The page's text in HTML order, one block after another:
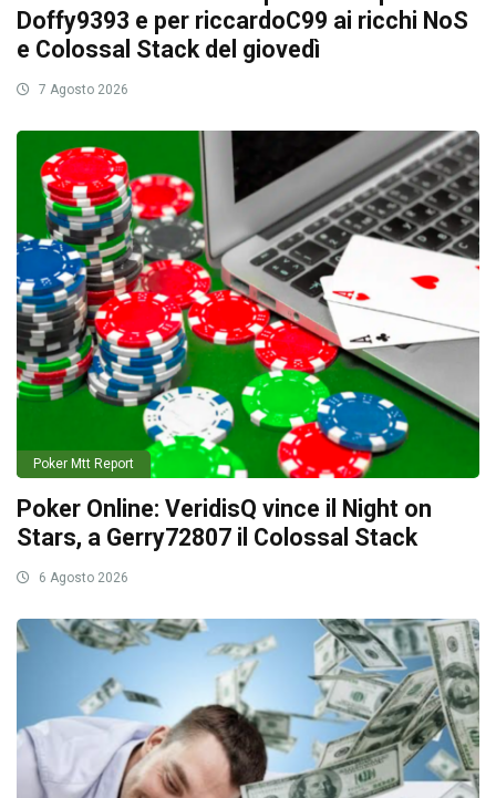
Doffy9393 e per riccardoC99 ai ricchi NoS
e Colossal Stack del giovedì
7 Agosto 2026
Poker Mtt Report
Poker Online: VeridisQ vince il Night on
Stars, a Gerry72807 il Colossal Stack
6 Agosto 2026